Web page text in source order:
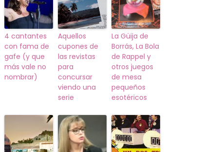
4 cantantes
con fama de
gafe (y que
más vale no
nombrar)
Aquellos
cupones de
las revistas
para
concursar
viendo una
serie
La Güija de
Borrás, La Bola
de Rappel y
otros juegos
de mesa
pequeños
esotéricos